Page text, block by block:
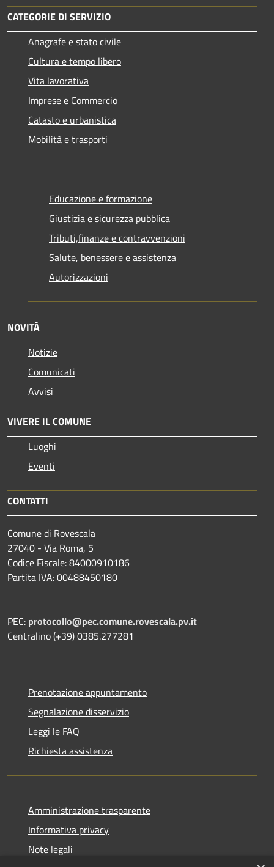
CATEGORIE DI SERVIZIO
Anagrafe e stato civile
Cultura e tempo libero
Vita lavorativa
Imprese e Commercio
Catasto e urbanistica
Mobilità e trasporti
Educazione e formazione
Giustizia e sicurezza pubblica
Tributi,finanze e contravvenzioni
Salute, benessere e assistenza
Autorizzazioni
NOVITÀ
Notizie
Comunicati
Avvisi
VIVERE IL COMUNE
Luoghi
Eventi
CONTATTI
Comune di Rovescala
27040 - Via Roma, 5
Codice Fiscale: 84000910186
Partita IVA: 00488450180
PEC: protocollo@pec.comune.rovescala.pv.it
Centralino (+39) 0385.277281
Prenotazione appuntamento
Segnalazione disservizio
Leggi le FAQ
Richiesta assistenza
Amministrazione trasparente
Informativa privacy
Note legali